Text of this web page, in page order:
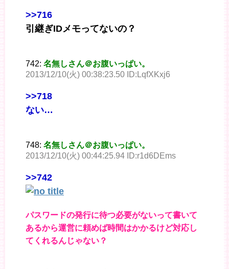
>>716
引継ぎIDメモってないの？
742: 名無しさん＠お腹いっぱい。
2013/12/10(火) 00:38:23.50 ID:LqfXKxj6
>>718
ない…
748: 名無しさん＠お腹いっぱい。
2013/12/10(火) 00:44:25.94 ID:r1d6DEms
>>742
パスワードの発行に待つ必要がないって書いて
あるから運営に頼めば時間はかかるけど対応し
てくれるんじゃない？